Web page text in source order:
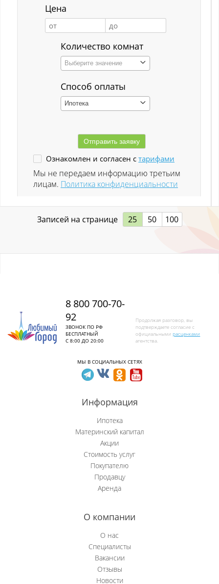
Красная Орловка
Красная Орловка с
Куйбышевский р-н
Ленинск-Кузнецкий
Листвяги
Лучшево с
Митино
Мундыбаш
Цена
Количество комнат
Выберите значение
Способ оплаты
Ипотека
Ознакомлен и согласен с тарифами
Мы не передаем информацию третьим
лицам. Политика конфиденциальности
Записей на странице 25 50 100
8 800 700-70-
92
ЗВОНОК ПО РФ
БЕСПЛАТНЫЙ
С 8:00 ДО 20:00
Продолжая разговор, вы
подтверждаете согласие с
официальнымирасценками
агентства.
МЫ В СОЦИАЛЬНЫХ СЕТЯХ
Информация
Ипотека
Материнский капитал
Акции
Стоимость услуг
Покупателю
Продавцу
Аренда
О компании
О нас
Специалисты
Вакансии
Отзывы
Новости